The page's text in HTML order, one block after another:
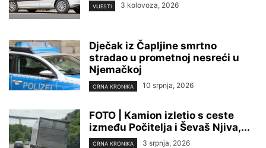
VIJESTI 3 kolovoza, 2026
Dječak iz Čapljine smrtno
stradao u prometnoj nesreći u
Njemačkoj
CRNA KRONIKA 10 srpnja, 2026
FOTO | Kamion izletio s ceste
između Počitelja i Ševaš Njiva,...
CRNA KRONIKA 3 srpnja, 2026